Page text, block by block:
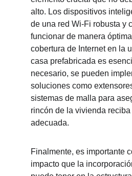
alto. Los dispositivos
de una red Wi-Fi robusta y
funcionar de manera
cobertura de Internet en la
casa prefabricada es
necesario, se pueden
soluciones como
sistemas de malla para
rincón de la vivienda reciba
adecuada.
Finalmente, es importante
impacto que la